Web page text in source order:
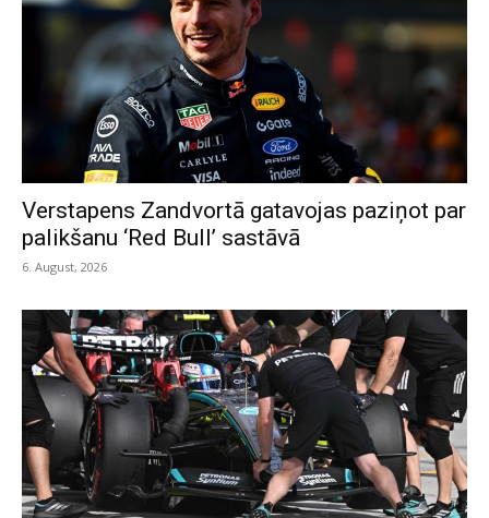
Verstapens Zandvortā gatavojas paziņot par
palikšanu ‘Red Bull’ sastāvā
6. August, 2026